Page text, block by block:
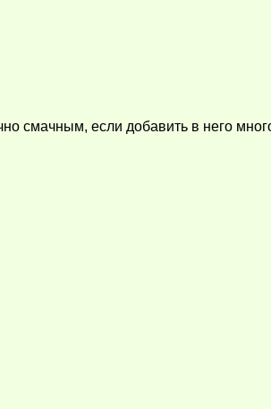
смачным, если добавить в него